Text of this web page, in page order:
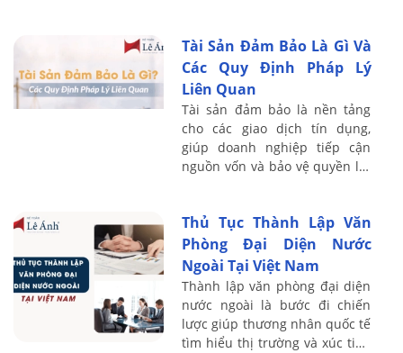
nghiệm ...
Tài Sản Đảm Bảo Là Gì Và
Các Quy Định Pháp Lý
Liên Quan
Tài sản đảm bảo là nền tảng
cho các giao dịch tín dụng,
giúp doanh nghiệp tiếp cận
nguồn vốn và bảo vệ quyền lợi
hơn 20.000 ...
Thủ Tục Thành Lập Văn
Phòng Đại Diện Nước
Ngoài Tại Việt Nam
Thành lập văn phòng đại diện
nước ngoài là bước đi chiến
lược giúp thương nhân quốc tế
tìm hiểu thị trường và xúc tiến